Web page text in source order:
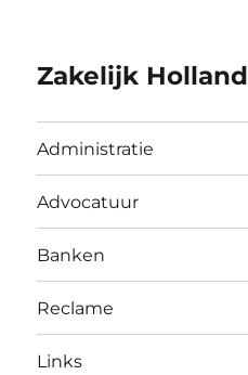
Zakelijk Holland
Administratie
Advocatuur
Banken
Reclame
Links